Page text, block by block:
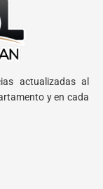
actualizadas al
y en cada